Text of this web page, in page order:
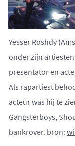
Yesser Roshdy
onder zijn
presentator en
Als rapartiest
acteur was hij te
Gangsterboys,
bankrover. bron: